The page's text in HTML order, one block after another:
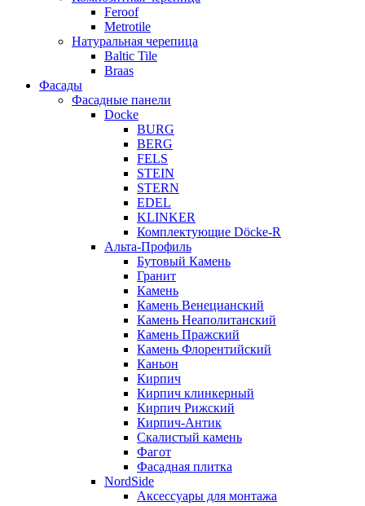
Feroof
Metrotile
Натуральная черепица
Baltic Tile
Braas
Фасады
Фасадные панели
Docke
BURG
BERG
FELS
STEIN
STERN
EDEL
KLINKER
Комплектующие Döcke-R
Альта-Профиль
Бутовый Камень
Гранит
Камень
Камень Венецианский
Камень Неаполитанский
Камень Пражский
Камень Флорентийский
Каньон
Кирпич
Кирпич клинкерный
Кирпич Рижский
Кирпич-Антик
Скалистый камень
Фагот
Фасадная плитка
NordSide
Аксессуары для монтажа